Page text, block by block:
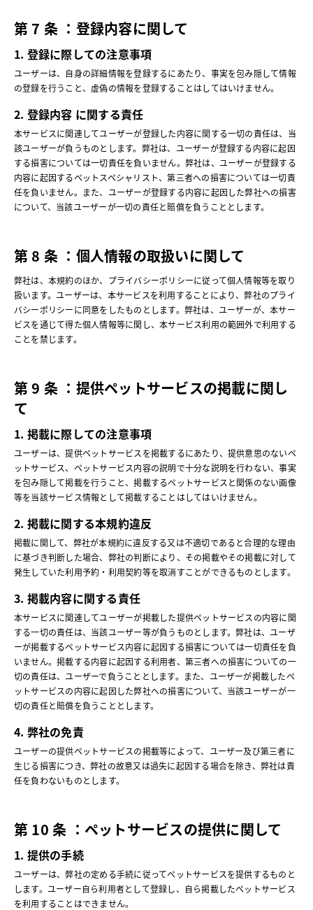
第 7 条 ：登録内容に関して
1. 登録に際しての注意事項
ユーザーは、自身の詳細情報を登録するにあたり、事実を包み隠して情報
の登録を行うこと、虚偽の情報を登録することはしてはいけません。
2. 登録内容 に関する責任
本サービスに関連してユーザーが登録した内容に関する一切の責任は、当
該ユーザーが負うものとします。弊社は、ユーザーが登録する内容に起因
する損害については一切責任を負いません。弊社は、ユーザーが登録する
内容に起因するペットスペシャリスト、第三者への損害については一切責
任を負いません。また、ユーザーが登録する内容に起因した弊社への損害
について、当該ユーザーが一切の責任と賠償を負うこととします。
第 8 条 ：個人情報の取扱いに関して
弊社は、本規約のほか、プライバシーポリシーに従って個人情報等を取り
扱います。ユーザーは、本サービスを利用することにより、弊社のプライ
バシーポリシーに同意をしたものとします。弊社は、ユーザーが、本サー
ビスを通じて得た個人情報等に関し、本サービス利用の範囲外で利用する
ことを禁じます。
第 9 条 ：提供ペットサービスの掲載に関し
て
1. 掲載に際しての注意事項
ユーザーは、提供ペットサービスを掲載するにあたり、提供意思のないペ
ットサービス、ペットサービス内容の説明で十分な説明を行わない、事実
を包み隠して掲載を行うこと、掲載するペットサービスと関係のない画像
等を当該サービス情報として掲載することはしてはいけません。
2. 掲載に関する本規約違反
掲載に関して、弊社が本規約に違反する又は不適切であると合理的な理由
に基づき判断した場合、弊社の判断により、その掲載やその掲載に対して
発生していた利用予約・利用契約等を取消すことができるものとします。
3. 掲載内容に関する責任
本サービスに関連してユーザーが掲載した提供ペットサービスの内容に関
する一切の責任は、当該ユーザー等が負うものとします。弊社は、ユーザ
ーが掲載するペットサービス内容に起因する損害については一切責任を負
いません。掲載する内容に起因する利用者、第三者への損害についての一
切の責任は、ユーザーで負うこととします。また、ユーザーが掲載したペ
ットサービスの内容に起因した弊社への損害について、当該ユーザーが一
切の責任と賠償を負うこととします。
4. 弊社の免責
ユーザーの提供ペットサービスの掲載等によって、ユーザー及び第三者に
生じる損害につき、弊社の故意又は過失に起因する場合を除き、弊社は責
任を負わないものとします。
第 10 条 ：ペットサービスの提供に関して
1. 提供の手続
ユーザーは、弊社の定める手続に従ってペットサービスを提供するものと
します。ユーザー自ら利用者として登録し、自ら掲載したペットサービス
を利用することはできません。